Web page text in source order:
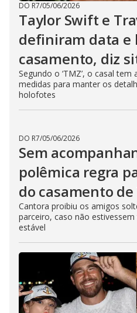
DO R7/05/06/2026
Taylor Swift e
definiram data e
casamento, diz
Segundo o ‘TMZ’, o casal
medidas para manter os
holofotes
DO R7/05/06/2026
Sem
polêmica regra
do casamento
Cantora proibiu os amigos
parceiro, caso não
estável